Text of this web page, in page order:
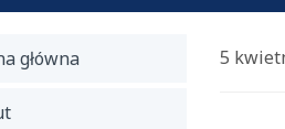
główna 5